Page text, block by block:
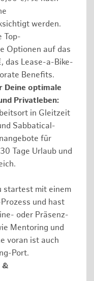
werden.
Top-
Optionen auf das
das Lease-a-Bike-
Benefits.
optimale
Privatleben:
in Gleitzeit
Sabbatical-
für
Tage Urlaub und
startest mit einem
und hast
oder Präsenz-
Mentoring und
voran ist auch
Port.
&